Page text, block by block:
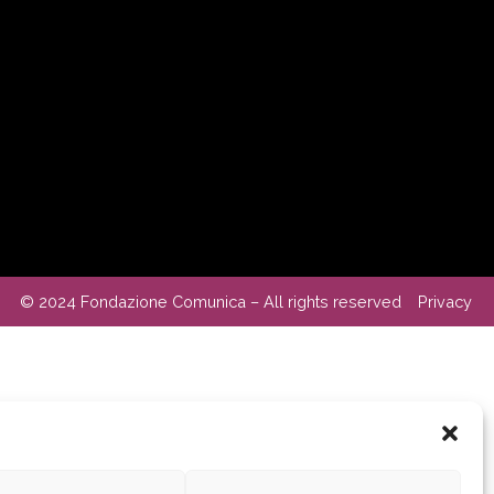
© 2024 Fondazione Comunica – All rights reserved Privacy